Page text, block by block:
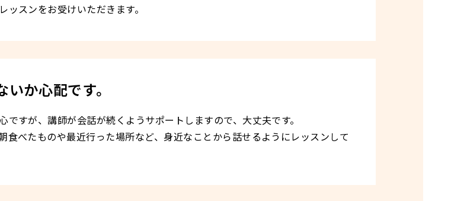
スンをお受けいただきます。
か心配です。
すが、講師が会話が続くようサポートしますので、大丈夫です。
食べたものや最近行った場所など、身近なことから話せるようにレッスンして